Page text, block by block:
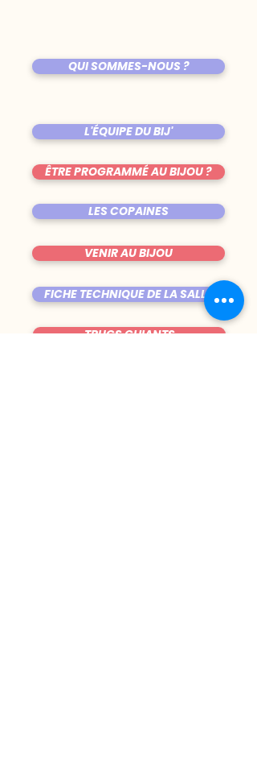
QUI SOMMES-NOUS ?
L'ÉQUIPE DU BIJ'
ÊTRE PROGRAMMÉ AU BIJOU ?
LES COPAINES
VENIR AU BIJOU
FICHE TECHNIQUE DE LA SALLE
TRUCS CHIANTS